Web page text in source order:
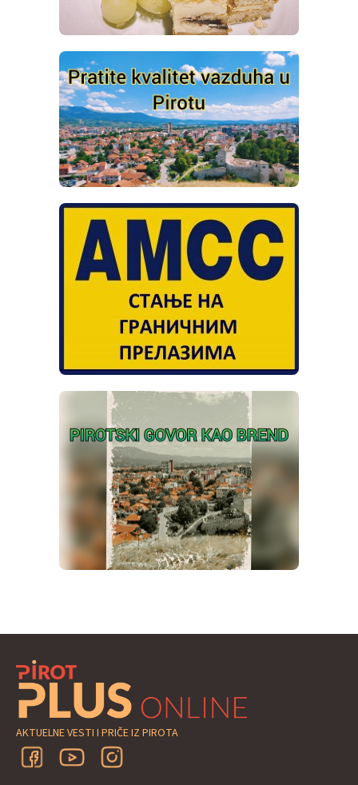
AKTUELNE VESTI I PRIČE IZ PIROTA